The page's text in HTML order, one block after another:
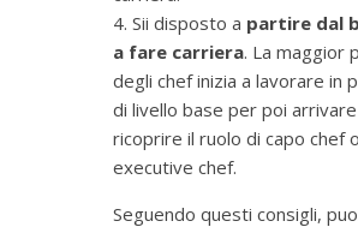
Sii disposto a partire dal
a fare carriera. La maggior
degli chef inizia a lavorare in
di livello base per poi
ricoprire il ruolo di capo chef
executive chef.
Seguendo questi consigli,